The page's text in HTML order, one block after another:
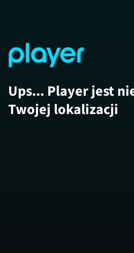
Ups... Player jest
Twojej lokalizacji